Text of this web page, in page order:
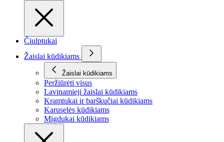
Čiulptukai
Žaislai kūdikiams
Žaislai kūdikiams
Peržiūrėti visus
Lavinamieji žaislai kūdikiams
Kramtukai ir barškučiai kūdikiams
Karuselės kūdikiams
Migdukai kūdikiams